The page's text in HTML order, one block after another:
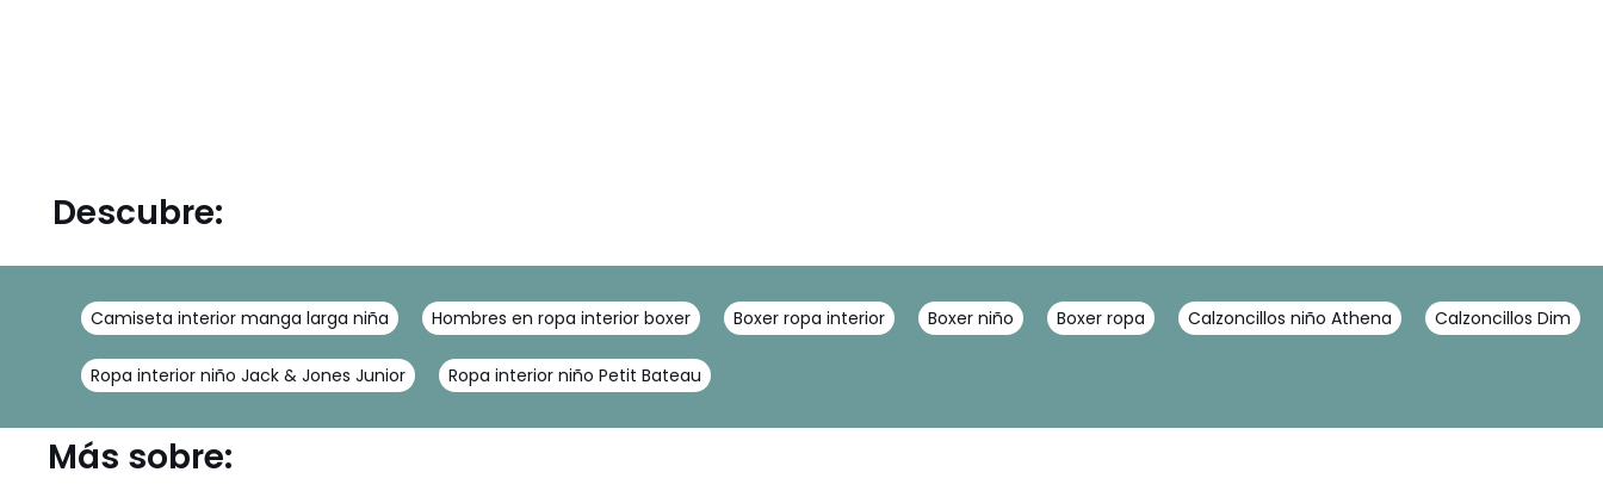
Descubre:
Camiseta interior manga larga niña Hombres en ropa interior boxer Boxer ropa interior Boxer niño Boxer ropa Calzoncillos niño Athena Calzoncillos Dim
Ropa interior niño Jack & Jones Junior Ropa interior niño Petit Bateau
Más sobre: